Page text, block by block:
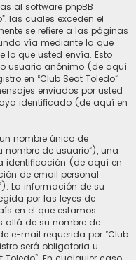
al software phpBB
las cuales exceden el
se refiere a las páginas
vía mediante la que
lo que usted envía. Esto
usuario anónimo (de aquí
en “Club Seat Toledo”
enviados por usted
identificado (de aquí en
nombre único de
de usuario”), una
identificación (de aquí en
de email personal
La información de su
por las leyes de
en el que estamos
allá de su nombre de
e-mail requerida por “Club
será obligatoria u